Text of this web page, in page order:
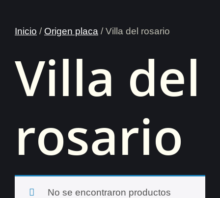
Inicio / Origen placa / Villa del rosario
Villa del
rosario
No se encontraron productos